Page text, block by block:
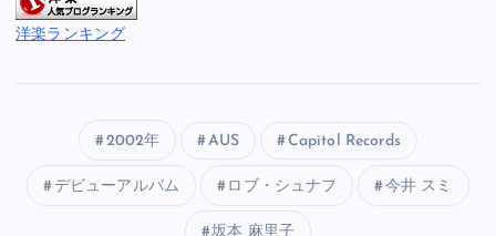
洋楽ランキング
2002年 AUS Capitol Records
デビューアルバム ロブ・シュナフ 今井 スミ
坂本 麻里子